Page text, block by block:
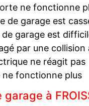
ne fonctionne
de garage est
garage est
par une collision
ne réagit pas
ne fonctionne plus
à